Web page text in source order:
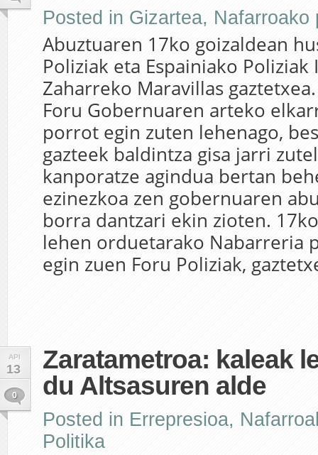
Posted in Gizartea, Nafarroako
Abuztuaren 17ko goizaldean
Poliziak eta Espainiako
Zaharreko Maravillas
Foru Gobernuaren arteko
porrot egin zuten lehenago,
gazteek baldintza gisa jarri
kanporatze agindua bertan
ezinezkoa zen gobernuaren
borra dantzari ekin zioten.
lehen orduetarako Nabarreria
egin zuen Foru Poliziak,
API
13
0
Zaratametroa: kaleak
du Altsasuren alde
Posted in Errepresioa,
Politika